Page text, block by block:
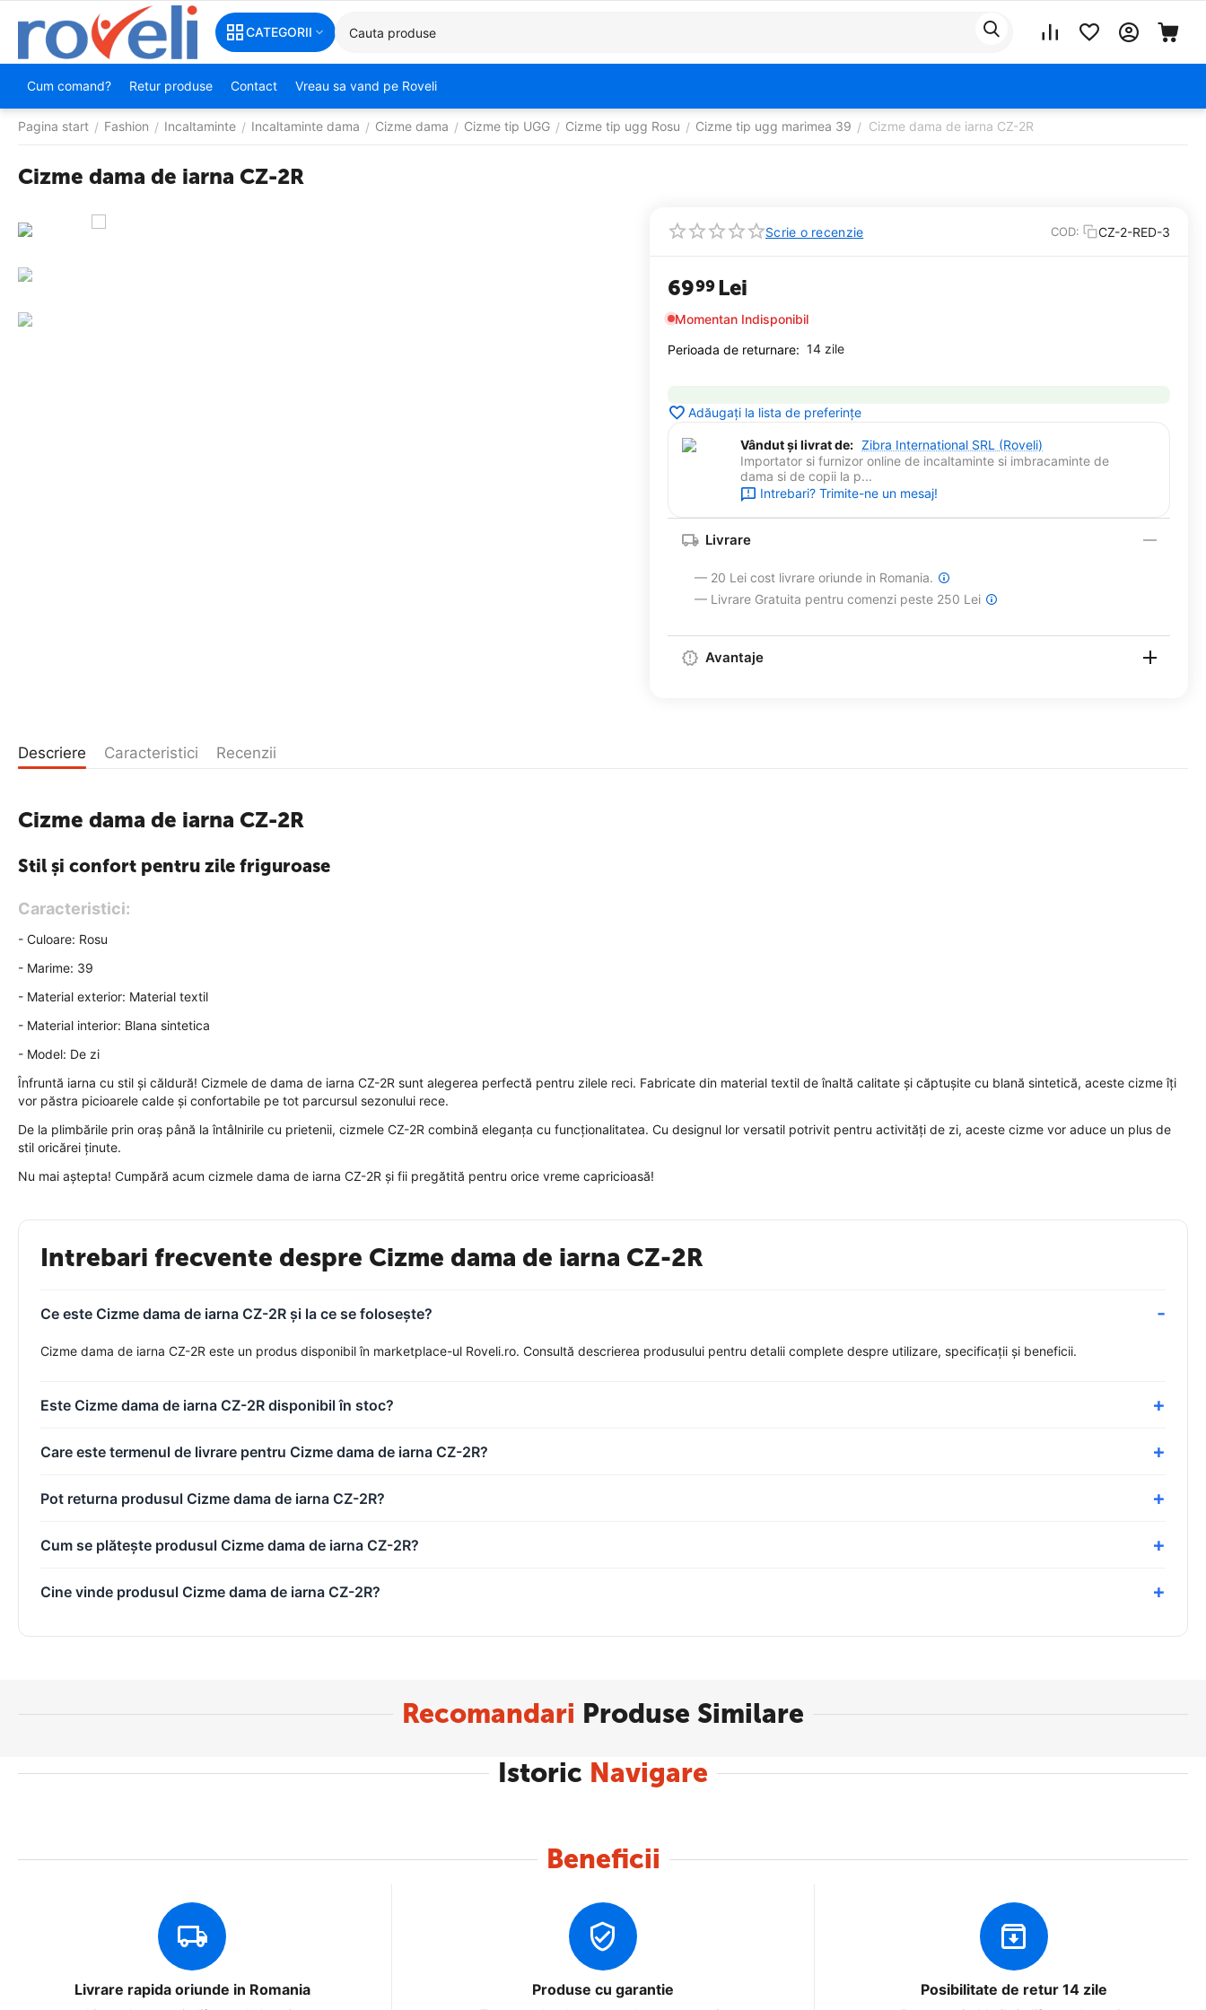
CATEGORII
Cum comand? Retur produse Contact Vreau sa vand pe Roveli
Pagina start / Fashion / Incaltaminte / Incaltaminte dama / Cizme dama / Cizme tip UGG / Cizme tip ugg Rosu / Cizme tip ugg marimea 39 / Cizme dama de iarna CZ-2R
Cizme dama de iarna CZ-2R
Scrie o recenzie COD: CZ-2-RED-3
6999 Lei
Momentan Indisponibil
Perioada de returnare: 14 zile
Adăugați la lista de preferințe
Vândut și livrat de: Zibra International SRL (Roveli)
Importator si furnizor online de incaltaminte si imbracaminte de
dama si de copii la p...
Intrebari? Trimite-ne un mesaj!
Livrare
— 20 Lei cost livrare oriunde in Romania.
— Livrare Gratuita pentru comenzi peste 250 Lei
Avantaje
Descriere Caracteristici Recenzii
Cizme dama de iarna CZ-2R
Stil și confort pentru zile friguroase
Caracteristici:
- Culoare: Rosu
- Marime: 39
- Material exterior: Material textil
- Material interior: Blana sintetica
- Model: De zi
Înfruntă iarna cu stil și căldură! Cizmele de dama de iarna CZ-2R sunt alegerea perfectă pentru zilele reci. Fabricate din material textil de înaltă calitate și căptușite cu blană sintetică, aceste cizme îți
vor păstra picioarele calde și confortabile pe tot parcursul sezonului rece.
De la plimbările prin oraș până la întâlnirile cu prietenii, cizmele CZ-2R combină eleganța cu funcționalitatea. Cu designul lor versatil potrivit pentru activități de zi, aceste cizme vor aduce un plus de
stil oricărei ținute.
Nu mai aștepta! Cumpără acum cizmele dama de iarna CZ-2R și fii pregătită pentru orice vreme capricioasă!
Intrebari frecvente despre Cizme dama de iarna CZ-2R
Ce este Cizme dama de iarna CZ-2R și la ce se folosește?
Cizme dama de iarna CZ-2R este un produs disponibil în marketplace-ul Roveli.ro. Consultă descrierea produsului pentru detalii complete despre utilizare, specificații și beneficii.
Este Cizme dama de iarna CZ-2R disponibil în stoc?
Care este termenul de livrare pentru Cizme dama de iarna CZ-2R?
Pot returna produsul Cizme dama de iarna CZ-2R?
Cum se plătește produsul Cizme dama de iarna CZ-2R?
Cine vinde produsul Cizme dama de iarna CZ-2R?
Recomandari Produse Similare
Istoric Navigare
Beneficii
Livrare rapida oriunde in Romania Produse cu garantie Posibilitate de retur 14 zile